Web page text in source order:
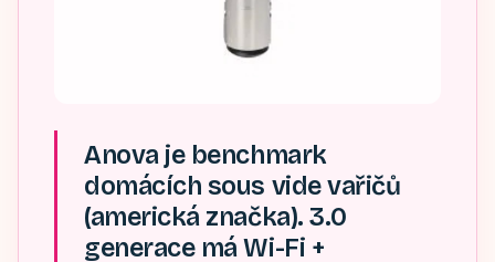
Anova je benchmark
domácích sous vide vařičů
(americká značka). 3.0
generace má Wi-Fi +